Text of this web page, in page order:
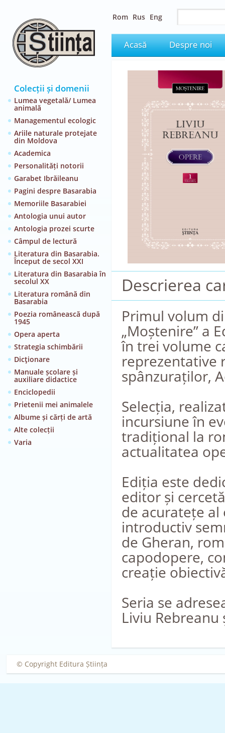
Colecții și domenii
Lumea vegetală/ Lumea
animală
Managementul ecologic
Ariile naturale protejate
din Moldova
Academica
Personalități notorii
Garabet Ibrăileanu
Pagini despre Basarabia
Memoriile Basarabiei
Antologia unui autor
Antologia prozei scurte
Câmpul de lectură
Literatura din Basarabia.
Început de secol XXI
Literatura din Basarabia în
secolul XX
Literatura română din
Basarabia
Poezia românească după
1945
Opera aperta
Strategia schimbării
Dicţionare
Manuale școlare și
auxiliare didactice
Enciclopedii
Prietenii mei animalele
Albume și cărți de artă
Alte colecții
Varia
Rom Rus Eng
Acasă Despre noi
Descrierea
Primul volum
„Moștenire” a
în trei volume
reprezentative
spânzuraților,
Selecția,
incursiune în
tradițional la
actualitatea
Ediția este
editor și
de acuratețe
introductiv
de Gheran,
capodopere,
creație
Seria se
Liviu
© Copyright Editura Știința